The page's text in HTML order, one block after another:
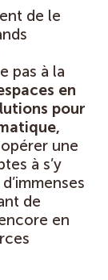
de le
pas à la
en
pour
une
à s’y
de
en